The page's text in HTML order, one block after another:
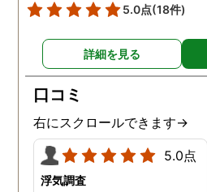
5.0点(18件)
詳細を見る
口コミ
右にスクロールできます→
5.0点
浮気調査